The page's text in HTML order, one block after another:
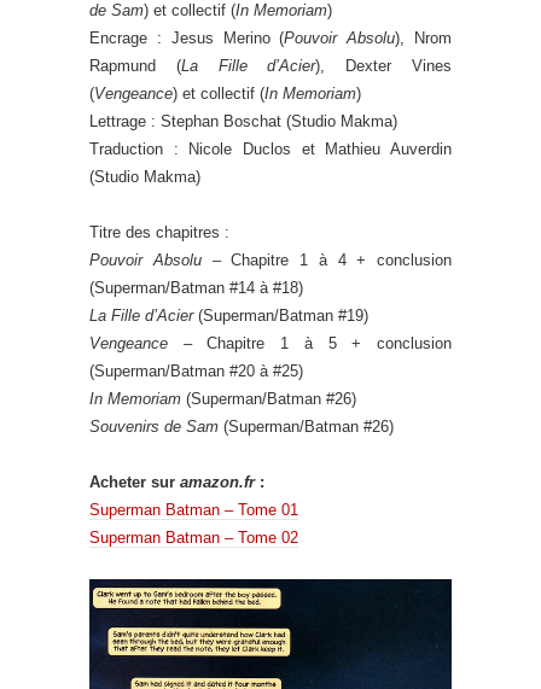
de Sam) et collectif (In Memoriam)
Encrage : Jesus Merino (Pouvoir Absolu), Nrom
Rapmund (La Fille d’Acier), Dexter Vines
(Vengeance) et collectif (In Memoriam)
Lettrage : Stephan Boschat (Studio Makma)
Traduction : Nicole Duclos et Mathieu Auverdin
(Studio Makma)
Titre des chapitres :
Pouvoir Absolu– Chapitre 1 à 4 + conclusion
(Superman/Batman #14 à #18)
La Fille d’Acier(Superman/Batman #19)
Vengeance – Chapitre 1 à 5 + conclusion
(Superman/Batman #20 à #25)
In Memoriam (Superman/Batman #26)
Souvenirs de Sam (Superman/Batman #26)
Acheter sur amazon.fr:
Superman Batman – Tome 01
Superman Batman – Tome 02